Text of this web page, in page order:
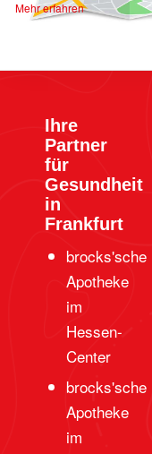
Mehr erfahren
Ihre
Partner
für
Gesundheit
in
Frankfurt
brocks'sche
Apotheke
im
Hessen-
Center
brocks'sche
Apotheke
im